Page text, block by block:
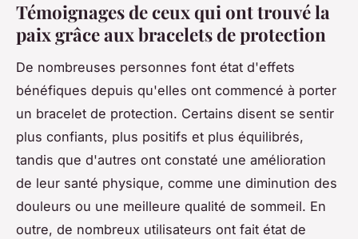
Témoignages de ceux qui ont trouvé la
paix grâce aux bracelets de protection
De nombreuses personnes font état d'effets
bénéfiques depuis qu'elles ont commencé à porter
un bracelet de protection. Certains disent se sentir
plus confiants, plus positifs et plus équilibrés,
tandis que d'autres ont constaté une amélioration
de leur santé physique, comme une diminution des
douleurs ou une meilleure qualité de sommeil. En
outre, de nombreux utilisateurs ont fait état de